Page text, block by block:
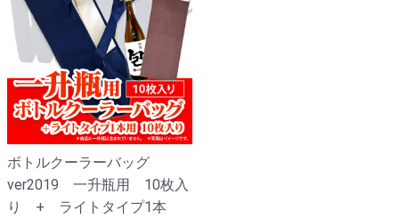
ボトルクーラーバッグ
ver2019 一升瓶用 10枚入
り + ライトタイプ1本